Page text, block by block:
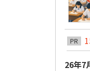
PR
26年7